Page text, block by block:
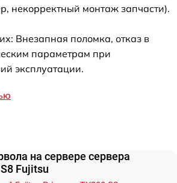
некорректный монтаж запчасти).
Внезапная поломка, отказ в
параметрам при
эксплуатации.
на сервере сервера
Fujitsu